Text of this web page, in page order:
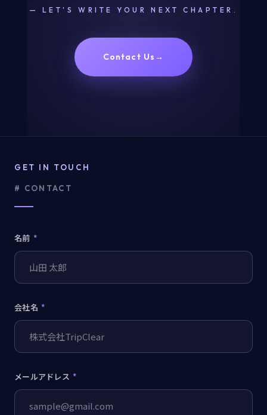
— LET'S WRITE YOUR NEXT CHAPTER.
Contact Us →
GET IN TOUCH
# CONTACT
名前 *
会社名 *
メールアドレス *